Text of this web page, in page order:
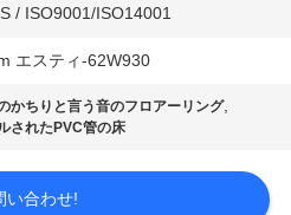
/ ISO9001/ISO14001
エスティ-62W930
かちりと言う音のフロアーリング,
されたPVC管の床
い合わせ!